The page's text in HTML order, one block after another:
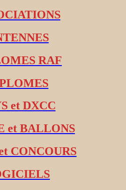
RAF
et DXCC
et BALLONS
CONCOURS